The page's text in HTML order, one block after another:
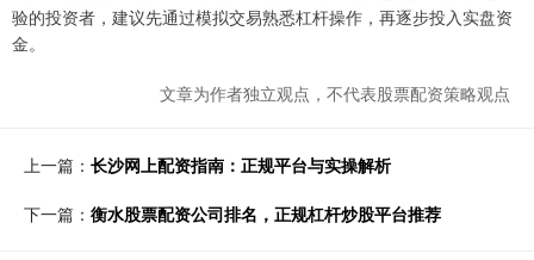
验的投资者，建议先通过模拟交易熟悉杠杆操作，再逐步投入实盘资
金。
文章为作者独立观点，不代表股票配资策略观点
上一篇： 长沙网上配资指南：正规平台与实操解析
下一篇： 衡水股票配资公司排名，正规杠杆炒股平台推荐